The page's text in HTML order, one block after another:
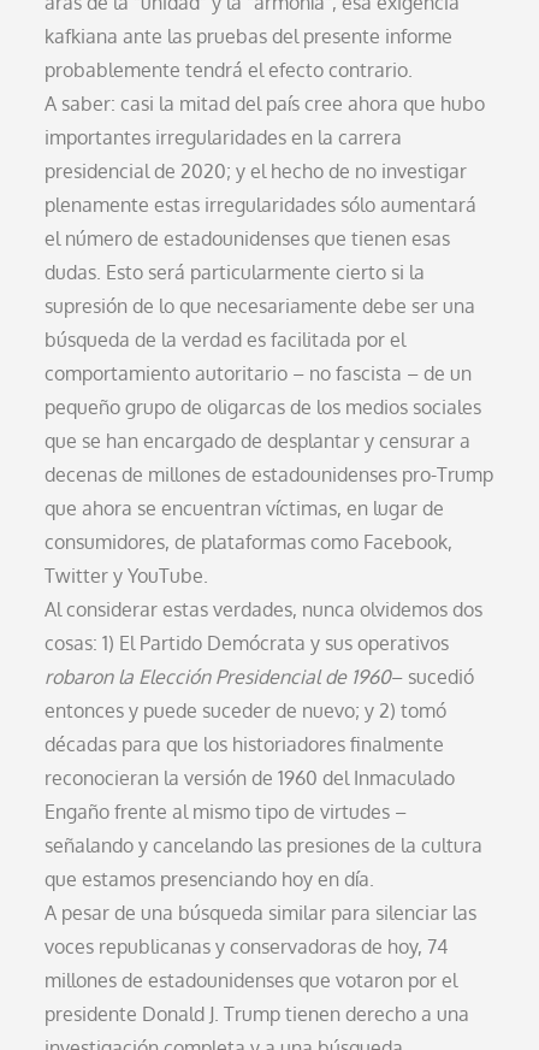
kafkiana ante las pruebas del presente informe
probablemente tendrá el efecto contrario.
A saber: casi la mitad del país cree ahora que hubo
importantes irregularidades en la carrera
presidencial de 2020; y el hecho de no investigar
plenamente estas irregularidades sólo aumentará
el número de estadounidenses que tienen esas
dudas. Esto será particularmente cierto si la
supresión de lo que necesariamente debe ser una
búsqueda de la verdad es facilitada por el
comportamiento autoritario – no fascista – de un
pequeño grupo de oligarcas de los medios sociales
que se han encargado de desplantar y censurar a
decenas de millones de estadounidenses pro-Trump
que ahora se encuentran víctimas, en lugar de
consumidores, de plataformas como Facebook,
Twitter y YouTube.
Al considerar estas verdades, nunca olvidemos dos
cosas: 1) El Partido Demócrata y sus operativos
robaron la Elección Presidencial de 1960– sucedió
entonces y puede suceder de nuevo; y 2) tomó
décadas para que los historiadores finalmente
reconocieran la versión de 1960 del Inmaculado
Engaño frente al mismo tipo de virtudes –
señalando y cancelando las presiones de la cultura
que estamos presenciando hoy en día.
A pesar de una búsqueda similar para silenciar las
voces republicanas y conservadoras de hoy, 74
millones de estadounidenses que votaron por el
presidente Donald J. Trump tienen derecho a una